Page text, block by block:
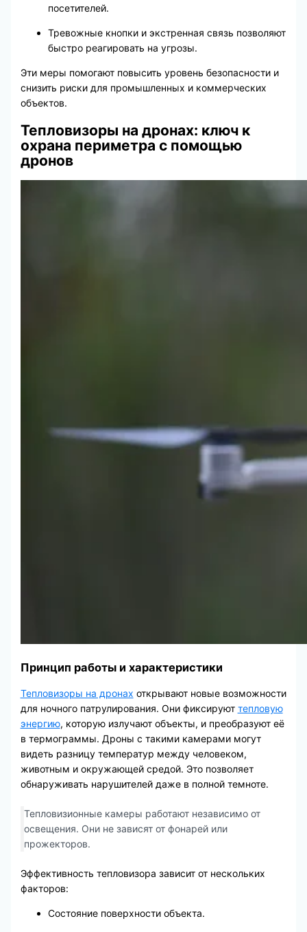
посетителей.
Тревожные кнопки и экстренная связь позволяют
быстро реагировать на угрозы.
Эти меры помогают повысить уровень безопасности и
снизить риски для промышленных и коммерческих
объектов.
Тепловизоры на дронах: ключ к
охрана периметра с помощью
дронов
Принцип работы и характеристики
Тепловизоры на дронах открывают новые возможности
для ночного патрулирования. Они фиксируют тепловую
энергию, которую излучают объекты, и преобразуют её
в термограммы. Дроны с такими камерами могут
видеть разницу температур между человеком,
животным и окружающей средой. Это позволяет
обнаруживать нарушителей даже в полной темноте.
Тепловизионные камеры работают независимо от
освещения. Они не зависят от фонарей или
прожекторов.
Эффективность тепловизора зависит от нескольких
факторов:
Состояние поверхности объекта.